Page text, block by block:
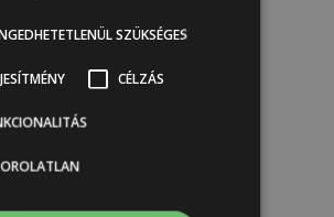
SZÜKSÉGES
CÉLZÁS